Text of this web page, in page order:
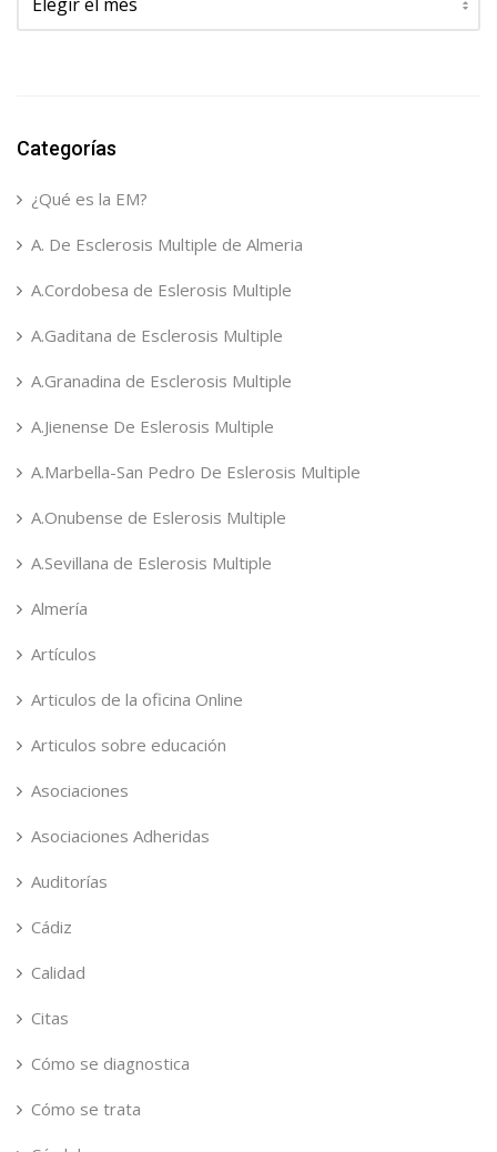
Categorías
¿Qué es la EM?
A. De Esclerosis Multiple de Almeria
A.Cordobesa de Eslerosis Multiple
A.Gaditana de Esclerosis Multiple
A.Granadina de Esclerosis Multiple
A.Jienense De Eslerosis Multiple
A.Marbella-San Pedro De Eslerosis Multiple
A.Onubense de Eslerosis Multiple
A.Sevillana de Eslerosis Multiple
Almería
Artículos
Articulos de la oficina Online
Articulos sobre educación
Asociaciones
Asociaciones Adheridas
Auditorías
Cádiz
Calidad
Citas
Cómo se diagnostica
Cómo se trata